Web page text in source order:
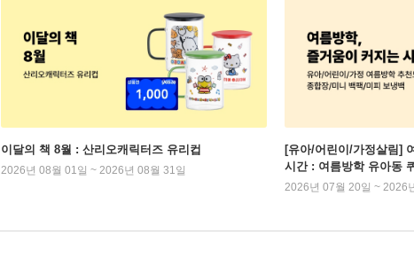
이달의 책 8월 : 산리오캐릭터즈 유리컵
2026년 08월 01일 ~ 2026년 08월 31일
[유아/어린이/가정살림]
시간 : 여름방학 유아동
2026년 07월 20일 ~ 2026